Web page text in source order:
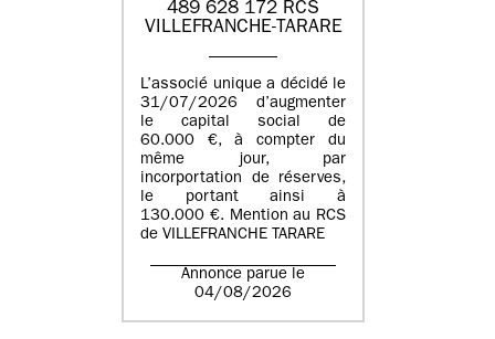
489 628 172 RCS
VILLEFRANCHE-TARARE
L’associé unique a décidé le
31/07/2026 d’augmenter
le capital social de
60.000 €, à compter du
même jour, par
incorportation de réserves,
le portant ainsi à
130.000 €. Mention au RCS
de VILLEFRANCHE TARARE
Annonce parue le
04/08/2026